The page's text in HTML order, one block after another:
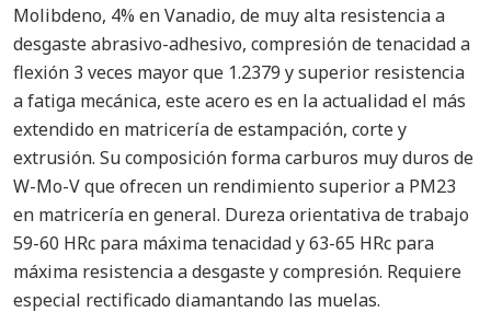
Molibdeno, 4% en Vanadio, de muy alta resistencia a
desgaste abrasivo-adhesivo, compresión de tenacidad a
flexión 3 veces mayor que 1.2379 y superior resistencia
a fatiga mecánica, este acero es en la actualidad el más
extendido en matricería de estampación, corte y
extrusión. Su composición forma carburos muy duros de
W-Mo-V que ofrecen un rendimiento superior a PM23
en matricería en general. Dureza orientativa de trabajo
59-60 HRc para máxima tenacidad y 63-65 HRc para
máxima resistencia a desgaste y compresión. Requiere
especial rectificado diamantando las muelas.